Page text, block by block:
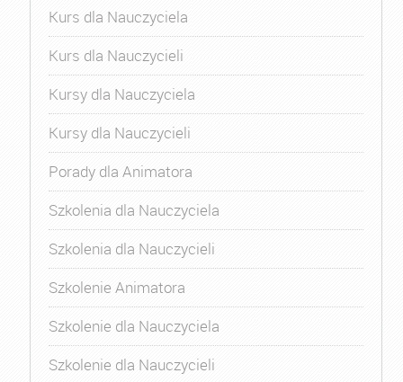
Kurs dla Nauczyciela
Kurs dla Nauczycieli
Kursy dla Nauczyciela
Kursy dla Nauczycieli
Porady dla Animatora
Szkolenia dla Nauczyciela
Szkolenia dla Nauczycieli
Szkolenie Animatora
Szkolenie dla Nauczyciela
Szkolenie dla Nauczycieli